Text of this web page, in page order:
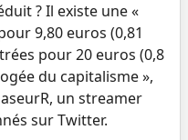
? Il existe une «
9,80 euros (0,81
pour 20 euros (0,8
du capitalisme »,
un streamer
sur Twitter.